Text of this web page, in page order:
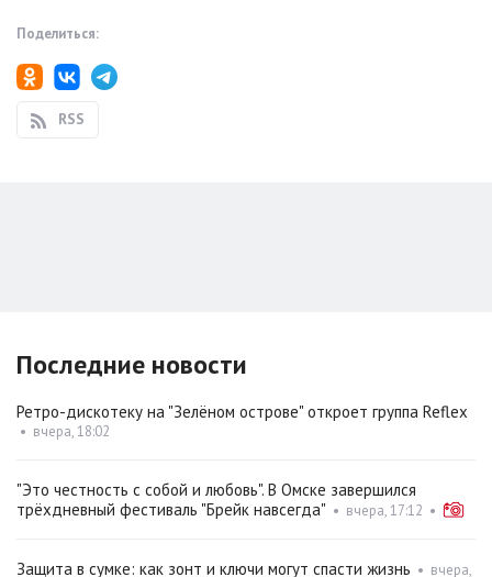
Поделиться:
RSS
Последние новости
Ретро-дискотеку на "Зелёном острове" откроет группа Reflex
• вчера, 18:02
"Это честность с собой и любовь". В Омске завершился
трёхдневный фестиваль "Брейк навсегда" • вчера, 17:12 •
Защита в сумке: как зонт и ключи могут спасти жизнь • вчера,